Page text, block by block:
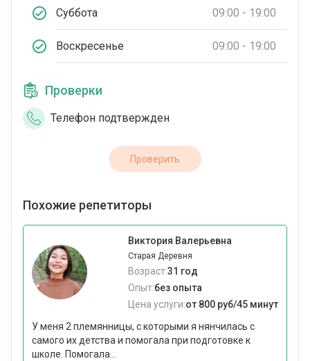
Суббота 09:00 - 19:00
Воскресенье 09:00 - 19:00
Проверки
Телефон подтвержден
Проверить
Похожие репетиторы
Виктория Валерьевна
Старая Деревня
Возраст:31 год
Опыт:без опыта
Цена услуги:от 800 руб/45 минут
У меня 2 племянницы, с которыми я нянчилась с
самого их детства и помогала при подготовке к
школе. Помогала...